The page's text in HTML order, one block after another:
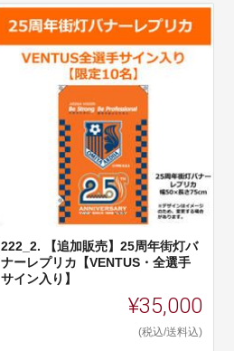
222_2. 【追加販売】25周年街灯バ
ナーレプリカ【VENTUS・全選手
サイン入り】
¥35,000
(税込/送料込)